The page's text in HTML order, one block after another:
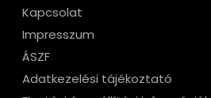
Kapcsolat
Impresszum
ÁSZF
Adatkezelési tájékoztató